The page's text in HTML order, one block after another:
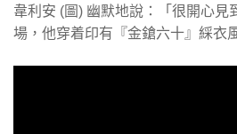
韋利安 (圖) 幽默地說：「很開心見
場，他穿着印有『金鎗六十』綵衣